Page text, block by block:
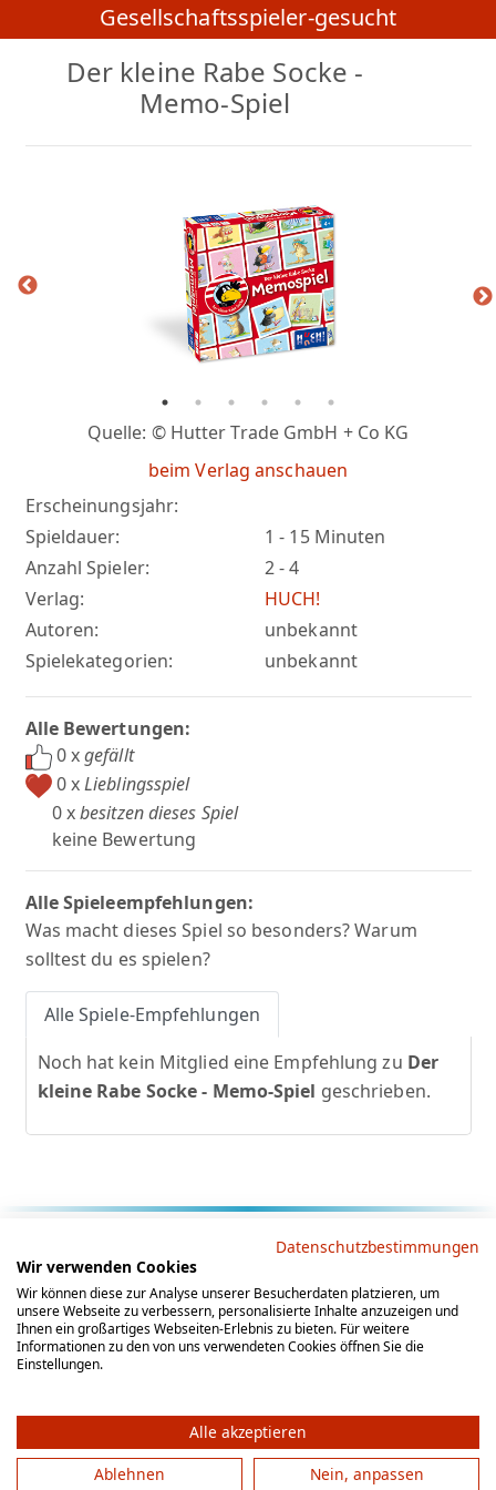
Gesellschaftsspieler-gesucht
Der kleine Rabe Socke -
Memo-Spiel
Erscheinungsjahr:
Spieldauer:
1 - 15 Minuten
Anzahl Spieler:
2 - 4
Verlag:
HUCH!
Autoren:
unbekannt
Spielekategorien:
unbekannt
Quelle: © Hutter Trade GmbH + Co KG
beim Verlag anschauen
Alle Bewertungen:
0 xgefällt
0 xLieblingsspiel
0 xbesitzen dieses Spiel
keine Bewertung
Alle Spieleempfehlungen:
Was macht dieses Spiel so besonders? Warum
solltest du es spielen?
Alle Spiele-Empfehlungen
Noch hat kein Mitglied eine Empfehlung zu Der
kleine Rabe Socke - Memo-Spiel geschrieben.
AGB Datenschutz
Impressum
Social Media
© 2012 - 2026 by gesellschaftsspieler-gesucht.de
Datenschutzbestimmungen
Wir verwenden Cookies
Wir können diese zur Analyse unserer Besucherdaten platzieren, um
unsere Webseite zu verbessern, personalisierte Inhalte anzuzeigen und
Ihnen ein großartiges Webseiten-Erlebnis zu bieten. Für weitere
Informationen zu den von uns verwendeten Cookies öffnen Sie die
Einstellungen.
Alle akzeptieren
Ablehnen
Nein, anpassen